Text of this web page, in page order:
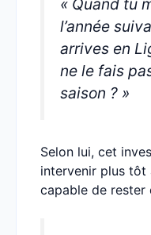
l’année
arrives en
ne le fais
saison ? »
Selon lui, cet
intervenir plus
capable de rester